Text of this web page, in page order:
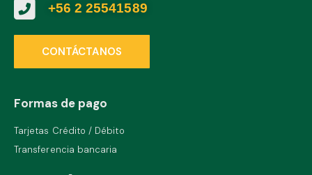
+56 2 25541589
CONTÁCTANOS
Formas de pago
Tarjetas Crédito / Débito
Transferencia bancaria